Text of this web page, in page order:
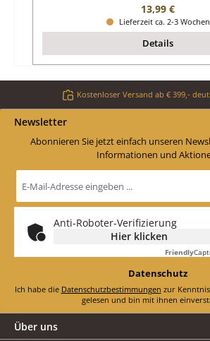
Regulärer Preis:
13,99 €
Lieferzeit ca. 2-3 Wochen
Details
Kostenloser Versand ab € 399,-
Newsletter
Abonnieren Sie jetzt einfach unseren
Informationen und
Mail-
Adresse
*
Anti-Roboter-Verifizierung
Hier klicken
Friendly
Datenschutz
Ich habe die Datenschutzbestimmungen zur
gelesen und bin mit ihnen
Über uns